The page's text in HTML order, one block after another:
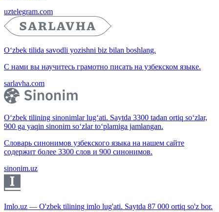
uztelegram.com
O‘zbek tilida savodli yozishni biz bilan boshlang.
С нами вы научитесь грамотно писать на узбекском языке.
sarlavha.com
O‘zbek tilining sinonimlar lug‘ati. Saytda 3300 tadan ortiq so‘zlar,
900 ga yaqin sinonim so‘zlar to‘plamiga jamlangan.
Словарь синонимов узбекского языка на нашем сайте
содержит более 3300 слов и 900 синонимов.
sinonim.uz
Imlo.uz — O'zbek tilining imlo lug'ati. Saytda 87 000 ortiq so'z bor.